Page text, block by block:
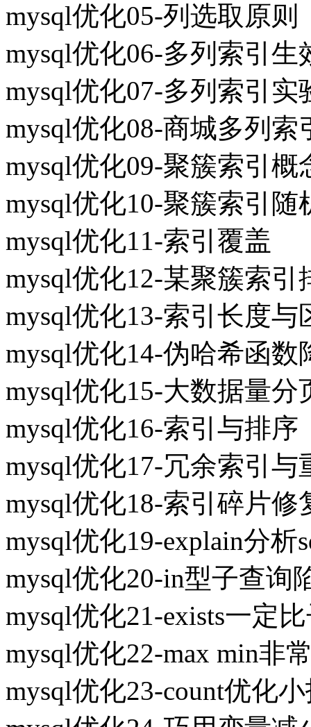
mysql优化05-列选取原则
mysql优化06-多列索引生
mysql优化07-多列索引实
mysql优化08-商城多列索
mysql优化09-聚簇索引概
mysql优化10-聚簇索引随
mysql优化11-索引覆盖
mysql优化12-某聚簇索引
mysql优化13-索引长度与
mysql优化14-伪哈希函数
mysql优化15-大数据量分
mysql优化16-索引与排序
mysql优化17-冗余索引与
mysql优化18-索引碎片修
mysql优化19-explain分析
mysql优化20-in型子查询
mysql优化21-exists一定
mysql优化22-max min非
mysql优化23-count优化